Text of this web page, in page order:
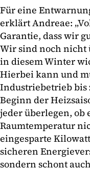
Für eine
erklärt Andreae:
Garantie, dass wir
Wir sind noch nicht
in diesem Winter
Hierbei kann und
Industriebetrieb bis
Beginn der
jeder überlegen, ob
Raumtemperatur
eingesparte
sicheren
sondern schont